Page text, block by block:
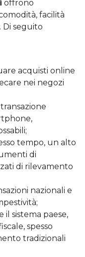
offrono
facilità
Di seguito
acquisti online
nei negozi
tempo, un alto
di
di rilevamento
nazionali e
sistema paese,
spesso
tradizionali